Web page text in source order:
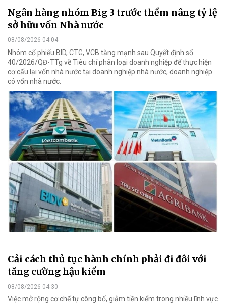
Ngân hàng nhóm Big 3 trước thềm nâng tỷ lệ
sở hữu vốn Nhà nước
08/08/2026 04:04
Nhóm cổ phiếu BID, CTG, VCB tăng mạnh sau Quyết định số
40/2026/QĐ-TTg về Tiêu chí phân loại doanh nghiệp để thực hiện
cơ cấu lại vốn nhà nước tại doanh nghiệp nhà nước, doanh nghiệp
có vốn nhà nước.
Cải cách thủ tục hành chính phải đi đôi với
tăng cường hậu kiểm
08/08/2026 04:30
Việc mở rộng cơ chế tự công bố, giảm tiền kiểm trong nhiều lĩnh vực